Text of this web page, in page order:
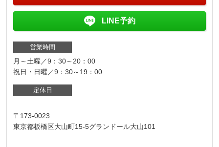
LINE予約
営業時間
月～土曜／9：30～20：00
祝日・日曜／9：30～19：00
定休日
〒173-0023
東京都板橋区大山町15-5グランドール大山101